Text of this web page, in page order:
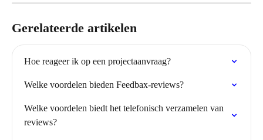
Gerelateerde artikelen
Hoe reageer ik op een projectaanvraag?
Welke voordelen bieden Feedbax-reviews?
Welke voordelen biedt het telefonisch verzamelen van
reviews?